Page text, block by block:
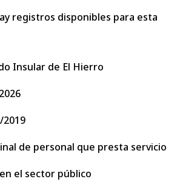
registros disponibles para esta
Insular de El Hierro
2019
de personal que presta servicio
el sector público